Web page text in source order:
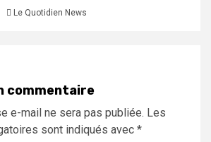
Le Quotidien News
commentaire
e-mail ne sera pas publiée. Les
sont indiqués avec *